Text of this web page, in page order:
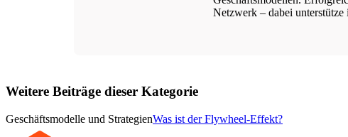
Netzwerk – dabei unterstütze
Weitere Beiträge dieser Kategorie
Geschäftsmodelle und StrategienWas ist der Flywheel-Effekt?